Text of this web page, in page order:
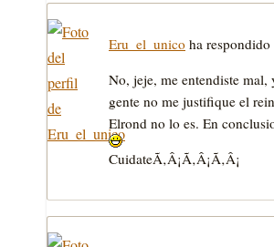
Eru_el_unico ha respondido
No, jeje, me entendiste
gente no me justifique el
Elrond no lo es. En
CuidateÃ‚Â¡Ã‚Â¡Ã‚Â¡